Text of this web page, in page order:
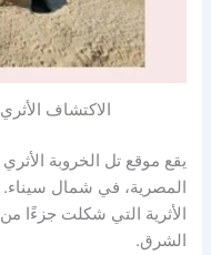
الاكتشاف
يقع موقع تل الخروبة
المصرية، في شمال سيناء.
الأثرية التي شكلت جزءًا
الشرق.